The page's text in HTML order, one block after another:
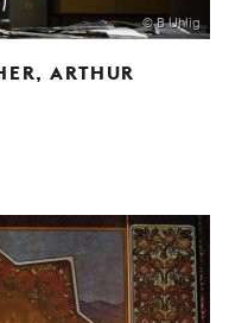
© B Uhlig
ARTHUR